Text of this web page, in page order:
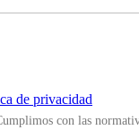
de privacidad
con las